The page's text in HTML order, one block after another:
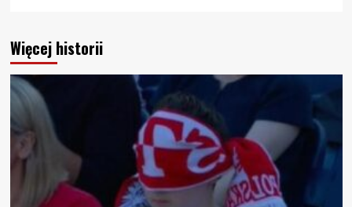
Więcej historii